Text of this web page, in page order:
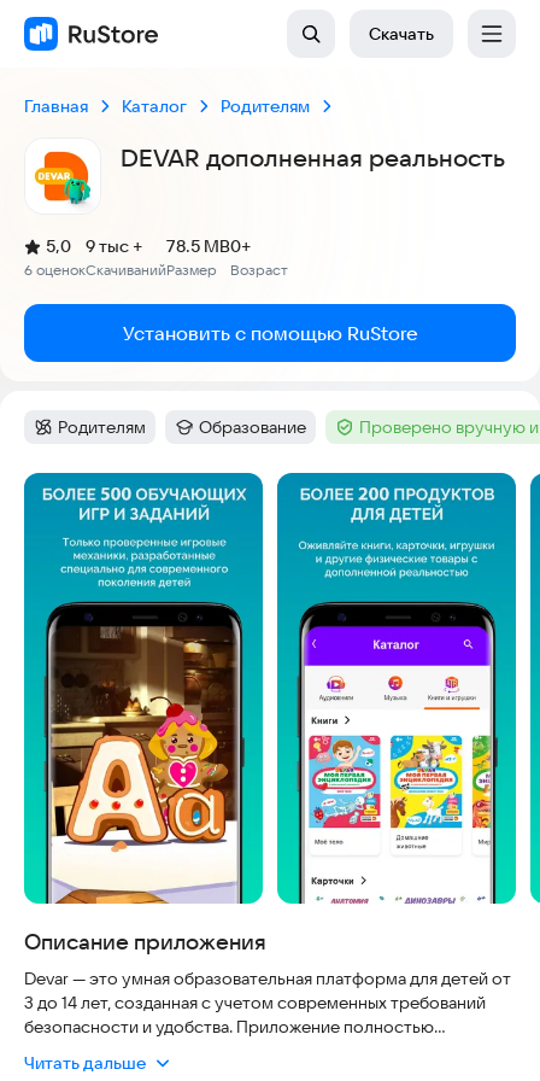
Скачать
Главная Каталог Родителям
DEVAR дополненная реальность
Рейтинг:
5,0
(
6 оценок
)
Скачиваний
9 тыс +
Размер
78.5 MB
Возраст
0+
Установить с помощью RuStore
Категория:
Родителям Категория:
Образование Тег :Проверено вручную
Скриншоты
Описание приложения
Devar — это умная образовательная платформа для детей от
3 до 14 лет, созданная с учетом современных требований
безопасности и удобства. Приложение полностью
любые устройства, что делает обучение доступным в любой
Читать дальше